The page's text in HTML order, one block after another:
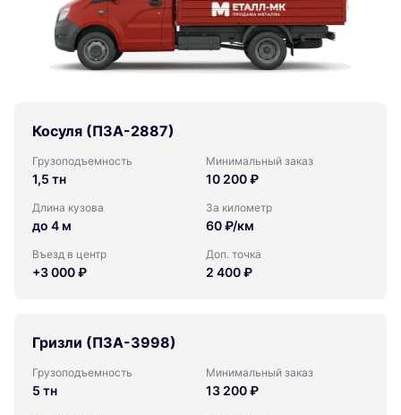
Косуля (ПЗА-2887)
Грузоподъемность
1,5 тн
Минимальный заказ
10 200 ₽
Длина кузова
до 4 м
За километр
60 ₽/км
Въезд в центр
+3 000 ₽
Доп. точка
2 400 ₽
Гризли (ПЗА-3998)
Грузоподъемность
5 тн
Минимальный заказ
13 200 ₽